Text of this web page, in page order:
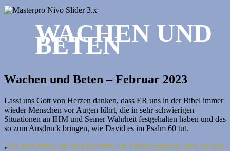
WACHEN UND
BETEN
Wachen und Beten – Februar 2023
Lasst uns Gott von Herzen danken, dass ER uns in der Bibel immer
wieder Menschen vor Augen führt, die in sehr schwierigen
Situationen an IHM und Seiner Wahrheit festgehalten haben und das
so zum Ausdruck bringen, wie David es im Psalm 60 tut.
„Du hast denen, die dich fürchten, ein Panier gegeben, dass sie sich